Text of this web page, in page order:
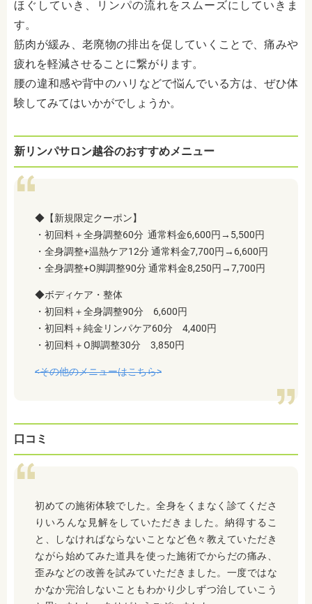
ほぐしていき、リンパの流れをスムーズにしていきま
す。
筋肉が緩み、老廃物の排出を促していくことで、痛みや
疲れを軽減させることに繋がります。
腰の違和感や背中のハリなどで悩んでいる方は、ぜひ体
験してみてはいかがでしょうか。
新リンパサロン越谷のおすすめメニュー
◆【新規限定クーポン】
・初回料＋全身調整60分 通常料金6,600円→5,500円
・全身調整+温熱ケア12分 通常料金7,700円→6,600円
・全身調整+O脚調整90分 通常料金8,250円→7,700円
◆ボディケア・整体
・初回料＋全身調整90分 6,600円
・初回料＋純金リンパケア60分 4,400円
・初回料＋O脚調整30分 3,850円
<その他のメニューはこちら>
口コミ
初めての施術体験でした。全身をくまなく診てくださ
りいろんな見解をしていただきました。納得するこ
と、しなければならないことなど色々教えていただき
ながら始めてみた道具を使った施術でからだの痛み、
歪みなどの改善を試みていただきました。一度ではな
かなか完治しないこともわかり少しずつ治していこう